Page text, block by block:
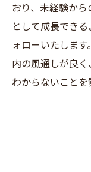
おり、未経験か
として成長でき
ォローいたしま
内の風通しが良
わからないことを